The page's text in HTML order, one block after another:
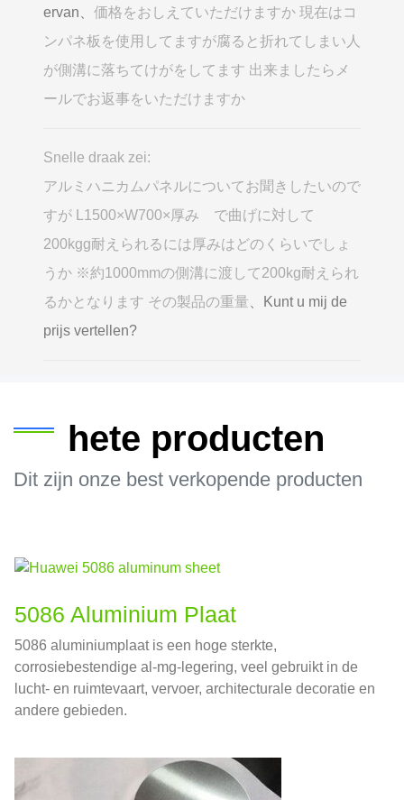
ervan、 価格をおしえていただけますか 現在はコ
ンパネ板を使用してますが腐ると折れてしまい人
が側溝に落ちてけがをしてます 出来ましたらメ
ールでお返事をいただけますか
Snelle draak zei:
アルミハニカムパネルについてお聞きしたいので
すが L1500×W700×厚み で曲げに対して
200kgg耐えられるには厚みはどのくらいでしょ
うか ※約1000mmの側溝に渡して200kg耐えられ
るかとなります その製品の重量 、Kunt u mij de
prijs vertellen?
hete producten
Dit zijn onze best verkopende producten
5086 Aluminium Plaat
5086 aluminiumplaat is een hoge sterkte,
corrosiebestendige al-mg-legering, veel gebruikt in de
lucht- en ruimtevaart, vervoer, architecturale decoratie en
andere gebieden.